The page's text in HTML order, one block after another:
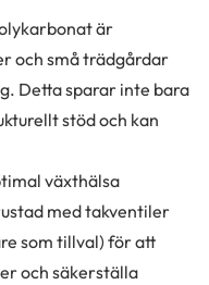
är
och små trädgårdar
Detta sparar inte bara
stöd och kan
växthälsa
med takventiler
som tillval) för att
och säkerställa